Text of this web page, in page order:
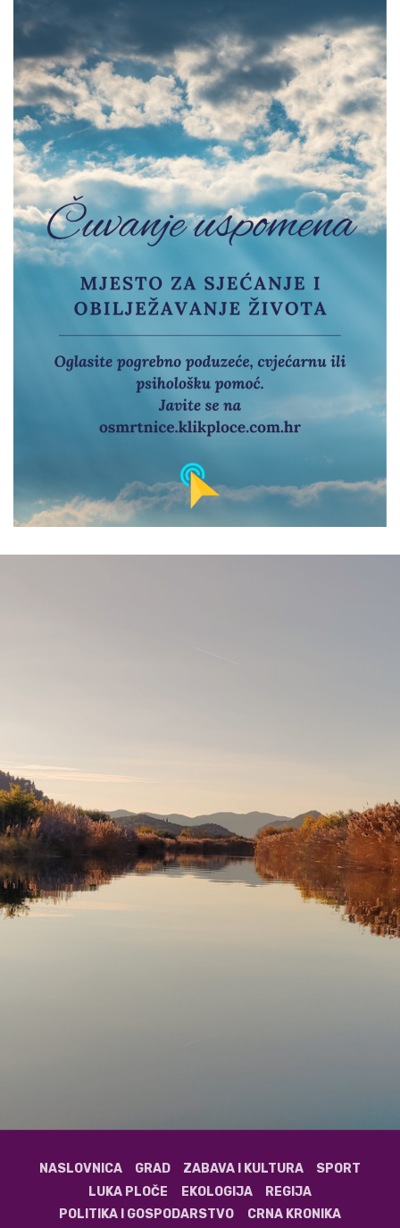
NASLOVNICA GRAD ZABAVA I KULTURA
SPORT
LUKA PLOČE
EKOLOGIJA
REGIJA
POLITIKA I GOSPODARSTVO
CRNA KRONIKA